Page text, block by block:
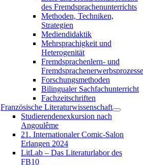
des Fremdsprachenunterrichts
Methoden, Techniken,
Strategien
Mediendidaktik
Mehrsprachigkeit und
Heterogenität
Fremdsprachenlern- und
Fremdsprachenerwerbsprozesse
Forschungsmethoden
Bilingualer Sachfachunterricht
Fachzeitschriften
Französische Literaturwissenschaft
Studierendenexkursion nach
Angoulême
21. Internationaler Comic-Salon
Erlangen 2024
LitLab – Das Literaturlabor des
FB10